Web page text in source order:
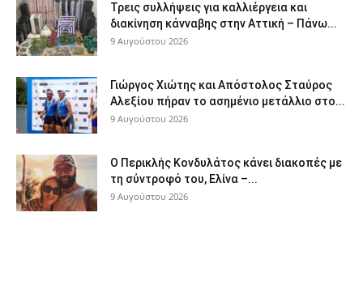
Τρεις συλλήψεις για καλλιέργεια και
διακίνηση κάνναβης στην Αττική – Πάνω...
9 Αυγούστου 2026
Γιώργος Χιώτης και Απόστολος Σταύρος
Αλεξίου πήραν το ασημένιο μετάλλιο στο...
9 Αυγούστου 2026
Ο Περικλής Κονδυλάτος κάνει διακοπές με
τη σύντροφό του, Ελίνα –...
9 Αυγούστου 2026